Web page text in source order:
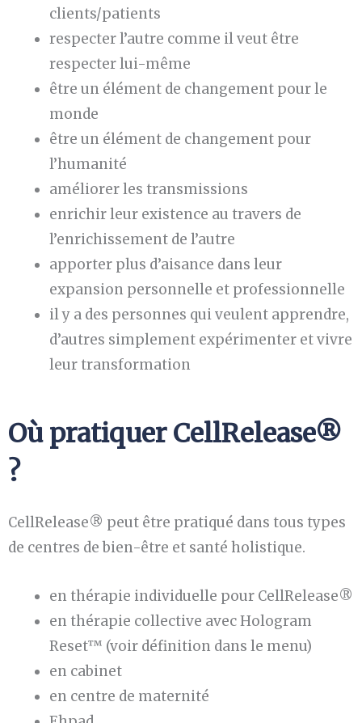
clients/patients
respecter l’autre comme il veut être
respecter lui-même
être un élément de changement pour le
monde
être un élément de changement pour
l’humanité
améliorer les transmissions
enrichir leur existence au travers de
l’enrichissement de l’autre
apporter plus d’aisance dans leur
expansion personnelle et professionnelle
il y a des personnes qui veulent apprendre,
d’autres simplement expérimenter et vivre
leur transformation
Où pratiquer CellRelease®
?
CellRelease® peut être pratiqué dans tous types
de centres de bien-être et santé holistique.
en thérapie individuelle pour CellRelease®
en thérapie collective avec Hologram
Reset™ (voir définition dans le menu)
en cabinet
en centre de maternité